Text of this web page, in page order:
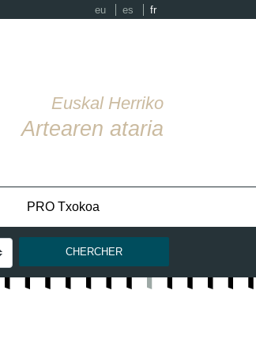
eu es fr
Euskal Herriko
Artearen ataria
PRO Txokoa
CHERCHER